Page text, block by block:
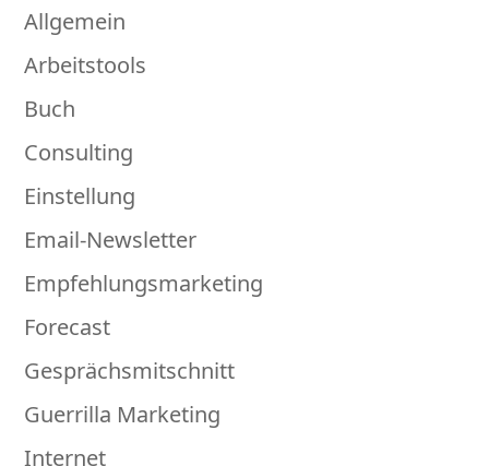
Allgemein
Arbeitstools
Buch
Consulting
Einstellung
Email-Newsletter
Empfehlungsmarketing
Forecast
Gesprächsmitschnitt
Guerrilla Marketing
Internet